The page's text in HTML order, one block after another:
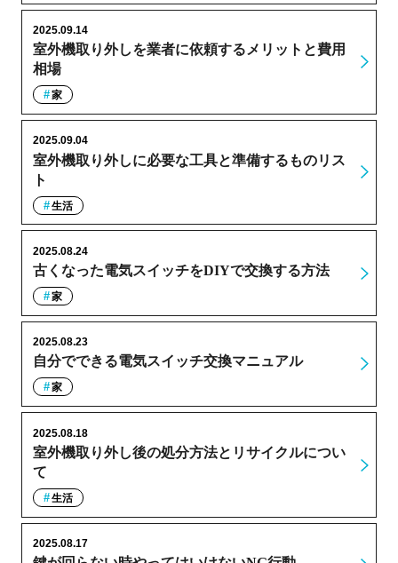
室外機取り外しを業者に依頼するメリットと費用
相場
2025.09.14
家
室外機取り外しに必要な工具と準備するものリス
ト
2025.09.04
生活
古くなった電気スイッチをDIYで交換する方法
2025.08.24
家
自分でできる電気スイッチ交換マニュアル
2025.08.23
家
室外機取り外し後の処分方法とリサイクルについ
て
2025.08.18
生活
2025.08.17